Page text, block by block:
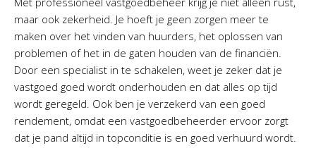
maar ook zekerheid. Je hoeft je geen zorgen meer te
maken over het vinden van huurders, het oplossen van
problemen of het in de gaten houden van de financiën.
Door een specialist in te schakelen, weet je zeker dat je
vastgoed goed wordt onderhouden en dat alles op tijd
wordt geregeld. Ook ben je verzekerd van een goed
rendement, omdat een vastgoedbeheerder ervoor zorgt
dat je pand altijd in topconditie is en goed verhuurd wordt.